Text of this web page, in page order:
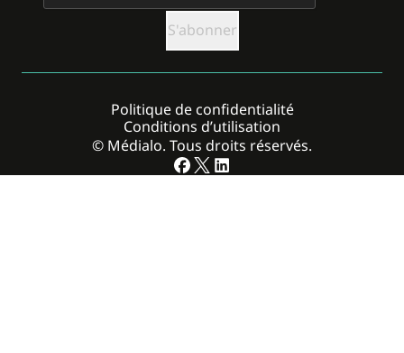
© Médialo. Tous droits réservés.
Politique de confidentialité
Conditions d’utilisation